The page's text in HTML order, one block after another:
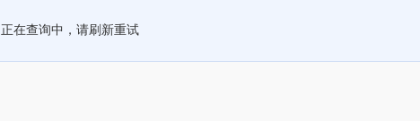
正在查询中，请刷新重试